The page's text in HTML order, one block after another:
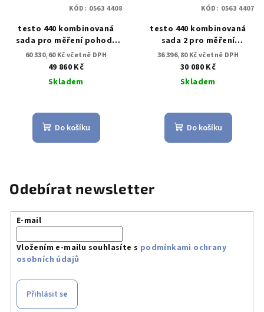
testo 440 kombinovaná
sada pro měření pohody
prostředí s BT
60 330,60 Kč včetně DPH
49 860 Kč
Skladem
Do košíku
KÓD: 0563 4408
testo 440 kombinovaná
sada 2 pro měření
proudění s BT
36 396,80 Kč včetně DPH
30 080 Kč
Skladem
Do košíku
KÓD: 0563 4407
Odebírat newsletter
E-mail
Vložením e-mailu souhlasíte s podmínkami ochrany
osobních údajů
Přihlásit se